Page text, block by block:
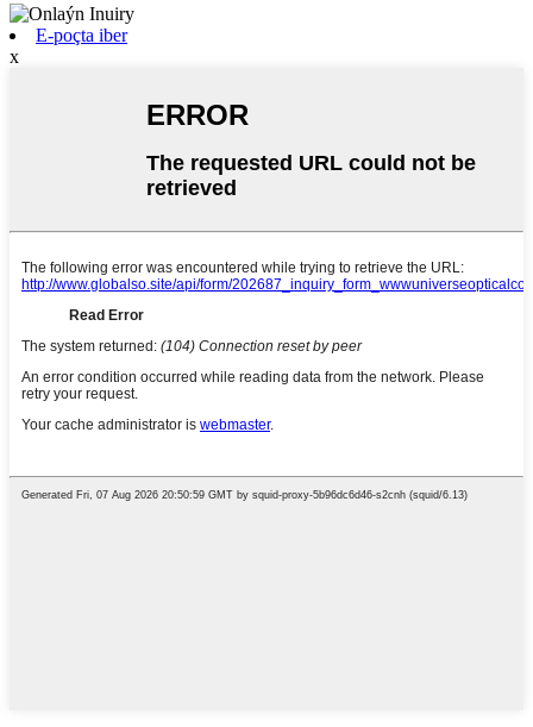
E-poçta iber
x